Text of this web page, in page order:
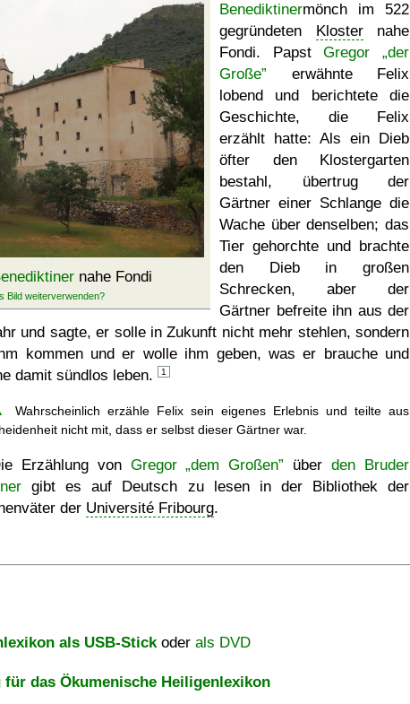
nahe Fondi
Benediktinermönch im 522
gegründeten Klosternahe
Fondi. PapstGregor „der
Große” erwähnte Felix
lobend und berichtete die
Geschichte, die Felix
erzählt hatte: Als ein Dieb
öfter den Klostergarten
bestahl, übertrug der
Gärtner einer Schlange die
Wache über denselben; das
Tier gehorchte und brachte
den Dieb in großen
Schrecken, aber der
Gärtner befreite ihn aus der
und sagte, er solle in Zukunft nicht mehr stehlen, sondern
kommen und er wolle ihm geben, was er brauche und
damit sündlos leben.
1
Wahrscheinlich erzähle Felix sein eigenes Erlebnis und teilte aus
nicht mit, dass er selbst dieser Gärtner war.
Erzählung von Gregor „dem Großen” überden Bruder
gibt es auf Deutsch zu lesen in der Bibliothek der
der Université Fribourg.
als USB-Stickoder als DVD
das Ökumenische Heiligenlexikon